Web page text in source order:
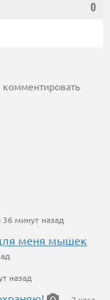
0
комментировать
минут назад
меня мышек
назад